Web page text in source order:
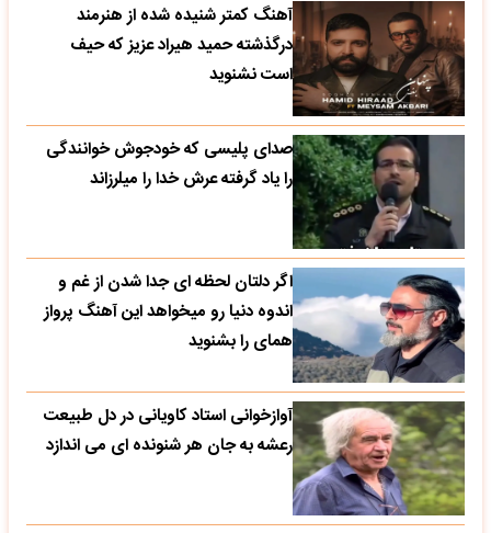
آهنگ کمتر شنیده شده از هنرمند
درگذشته حمید هیراد عزیز که حیف
است نشنوید
صدای پلیسی که خودجوش خوانندگی
را یاد گرفته عرش خدا را میلرزاند
اگر دلتان لحظه ای جدا شدن از غم و
اندوه دنیا رو میخواهد این آهنگ پرواز
همای را بشنوید
آوازخوانی استاد کاویانی در دل طبیعت
رعشه به جان هر شنونده ای می اندازد